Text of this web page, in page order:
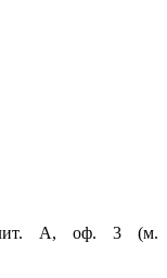
лит. А, оф. 3 (м.